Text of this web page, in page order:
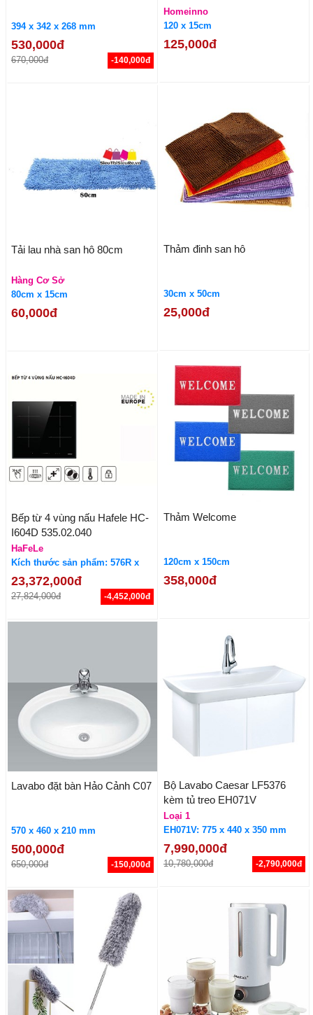
394 x 342 x 268 mm
530,000đ
670,000đ -140,000đ
Homeinno
120 x 15cm
125,000đ
Tải lau nhà san hô 80cm
Hàng Cơ Sở
80cm x 15cm
60,000đ
Thảm đinh san hô
30cm x 50cm
25,000đ
Bếp từ 4 vùng nấu Hafele HC-
I604D 535.02.040
HaFeLe
Kích thước sản phẩm: 576R x
518S x 59C mm
23,372,000đ
27,824,000đ -4,452,000đ
Thảm Welcome
120cm x 150cm
358,000đ
Lavabo đặt bàn Hảo Cảnh C07
570 x 460 x 210 mm
500,000đ
650,000đ -150,000đ
Bộ Lavabo Caesar LF5376
kèm tủ treo EH071V
Loại 1
EH071V: 775 x 440 x 350 mm
7,990,000đ
10,780,000đ -2,790,000đ